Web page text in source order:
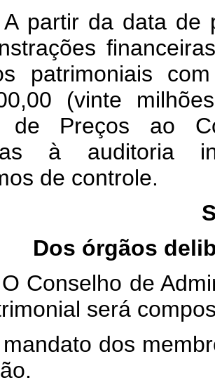
A partir da data de
patrimoniais
(vinte
de Preços ao
à auditoria
de controle.
Dos órgãos
Conselho de
será
mandato dos